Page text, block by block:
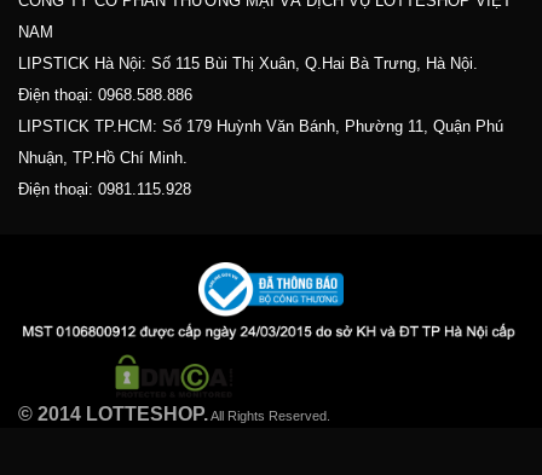
NAM
LIPSTICK Hà Nội: Số 115 Bùi Thị Xuân, Q.Hai Bà Trưng, Hà Nội.
Điện thoại: 0968.588.886
LIPSTICK TP.HCM: Số 179 Huỳnh Văn Bánh, Phường 11, Quận Phú
Nhuận, TP.Hồ Chí Minh.
Điện thoại: 0981.115.928
© 2014 LOTTESHOP.All Rights Reserved.